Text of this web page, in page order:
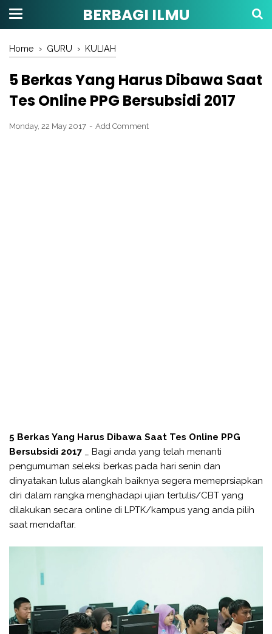
BERBAGI ILMU
Home › GURU › KULIAH
5 Berkas Yang Harus Dibawa Saat
Tes Online PPG Bersubsidi 2017
Monday, 22 May 2017 Add Comment
5 Berkas Yang Harus Dibawa Saat Tes Online PPG
Bersubsidi 2017 _ Bagi anda yang telah menanti
pengumuman seleksi berkas pada hari senin dan
dinyatakan lulus alangkah baiknya segera memeprsiapkan
diri dalam rangka menghadapi ujian tertulis/CBT yang
dilakukan secara online di LPTK/kampus yang anda pilih
saat mendaftar.